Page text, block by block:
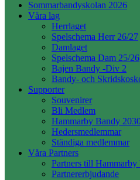
Sommarbandyskolan 2026
Våra lag
Herrlaget
Spelschema Herr 26/27
Damlaget
Spelschema Dam 25/26
Bajen Bandy -Div 2
Bandy- och
Supporter
Souvenirer
Bli Medlem
Hammarby Bandy
Hedersmedlemmar
Ständiga medlemmar
Våra Partners
Partners till Hammarby
Partnererbjudande